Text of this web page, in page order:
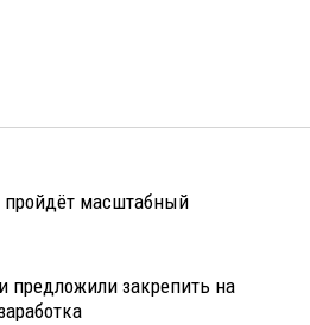
пройдёт масштабный
предложили закрепить на